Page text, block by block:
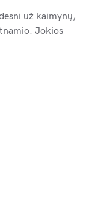
už kaimynų,
Jokios